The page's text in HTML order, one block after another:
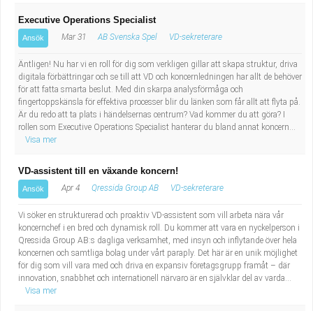
Executive Operations Specialist
Ansök Mar 31 AB Svenska Spel VD-sekreterare
Äntligen! Nu har vi en roll för dig som verkligen gillar att skapa struktur, driva
digitala förbättringar och se till att VD och koncernledningen har allt de behöver
för att fatta smarta beslut. Med din skarpa analysförmåga och
fingertoppskänsla för effektiva processer blir du länken som får allt att flyta på.
Är du redo att ta plats i händelsernas centrum? Vad kommer du att göra? I
rollen som Executive Operations Specialist hanterar du bland annat koncern...
Visa mer
VD-assistent till en växande koncern!
Ansök Apr 4 Qressida Group AB VD-sekreterare
Vi söker en strukturerad och proaktiv VD-assistent som vill arbeta nära vår
koncernchef i en bred och dynamisk roll. Du kommer att vara en nyckelperson i
Qressida Group AB:s dagliga verksamhet, med insyn och inflytande över hela
koncernen och samtliga bolag under vårt paraply. Det här är en unik möjlighet
för dig som vill vara med och driva en expansiv företagsgrupp framåt – där
innovation, snabbhet och internationell närvaro är en självklar del av varda...
Visa mer